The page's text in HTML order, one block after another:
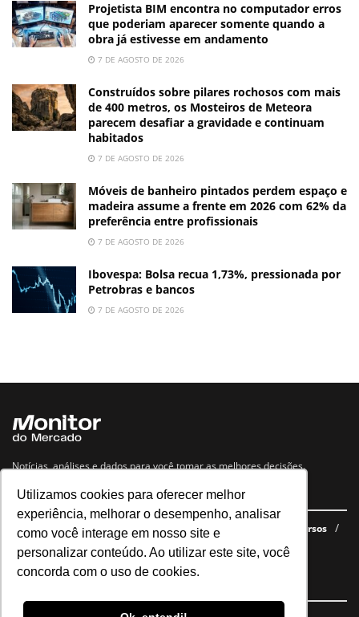
Utilizamos cookies para oferecer melhor
experiência, melhorar o desempenho, analisar
como você interage em nosso site e
personalizar conteúdo. Ao utilizar este site, você
concorda com o uso de cookies.
Projetista BIM encontra no computador erros
que poderiam aparecer somente quando a
obra já estivesse em andamento
7 DE AGOSTO DE 2026
Construídos sobre pilares rochosos com mais
de 400 metros, os Mosteiros de Meteora
parecem desafiar a gravidade e continuam
habitados
7 DE AGOSTO DE 2026
Móveis de banheiro pintados perdem espaço e
madeira assume a frente em 2026 com 62% da
preferência entre profissionais
7 DE AGOSTO DE 2026
Ibovespa: Bolsa recua 1,73%, pressionada por
Petrobras e bancos
7 DE AGOSTO DE 2026
Notícias, análises e dados para você tomar as melhores decisões.
Navegue no site
Últimas notícias Quem somos E-books gratuitos
Cursos
Política de privacidade